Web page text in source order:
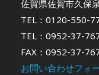
佐賀県佐賀市久保
TEL：0120-550-
TEL：0952-37-
FAX：0952-37-
お問い合わせフォ